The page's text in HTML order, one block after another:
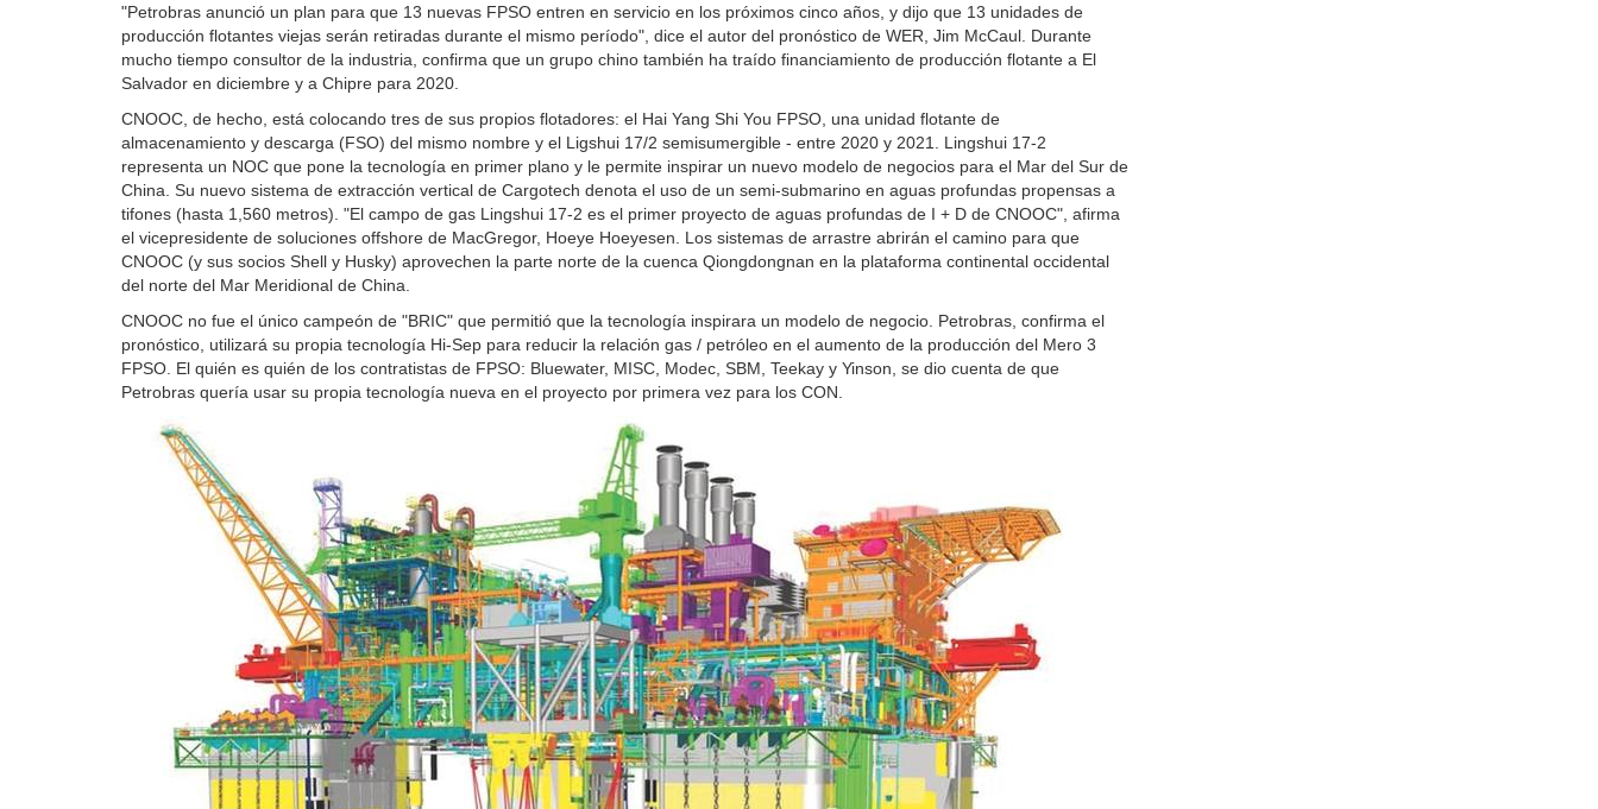
"Petrobras anunció un plan para que 13 nuevas FPSO entren en servicio en los próximos cinco años, y dijo que 13 unidades de
producción flotantes viejas serán retiradas durante el mismo período", dice el autor del pronóstico de WER, Jim McCaul. Durante
mucho tiempo consultor de la industria, confirma que un grupo chino también ha traído financiamiento de producción flotante a El
Salvador en diciembre y a Chipre para 2020.
CNOOC, de hecho, está colocando tres de sus propios flotadores: el Hai Yang Shi You FPSO, una unidad flotante de
almacenamiento y descarga (FSO) del mismo nombre y el Ligshui 17/2 semisumergible - entre 2020 y 2021. Lingshui 17-2
representa un NOC que pone la tecnología en primer plano y le permite inspirar un nuevo modelo de negocios para el Mar del Sur de
China. Su nuevo sistema de extracción vertical de Cargotech denota el uso de un semi-submarino en aguas profundas propensas a
tifones (hasta 1,560 metros). "El campo de gas Lingshui 17-2 es el primer proyecto de aguas profundas de I + D de CNOOC", afirma
el vicepresidente de soluciones offshore de MacGregor, Hoeye Hoeyesen. Los sistemas de arrastre abrirán el camino para que
CNOOC (y sus socios Shell y Husky) aprovechen la parte norte de la cuenca Qiongdongnan en la plataforma continental occidental
del norte del Mar Meridional de China.
CNOOC no fue el único campeón de "BRIC" que permitió que la tecnología inspirara un modelo de negocio. Petrobras, confirma el
pronóstico, utilizará su propia tecnología Hi-Sep para reducir la relación gas / petróleo en el aumento de la producción del Mero 3
FPSO. El quién es quién de los contratistas de FPSO: Bluewater, MISC, Modec, SBM, Teekay y Yinson, se dio cuenta de que
Petrobras quería usar su propia tecnología nueva en el proyecto por primera vez para los CON.